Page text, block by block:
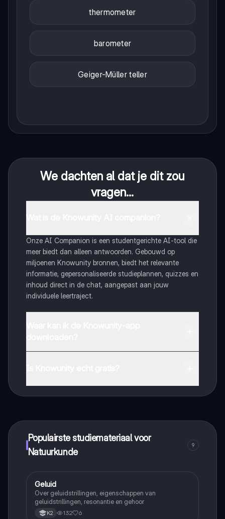
thermometer
barometer
Geiger-Müller teller
We dachten al dat je dit zou
vragen...
Onze AI Companion is een studentgerichte AI-tool die
meer biedt dan alleen antwoorden. Gebouwd op
miljoenen Knowunity bronnen, biedt het relevante
informatie, gepersonaliseerde studieplannen, quizzes en
inhoud direct in de chat, aangepast aan jouw
individuele leertraject.
Populairste studiemateriaal voor
Natuurkunde
9
Natuurkunde
Geluid
Over geluidstrillingen, eigenschappen van
geluidstrillingen, resonantie en gehoor
K2 132 6